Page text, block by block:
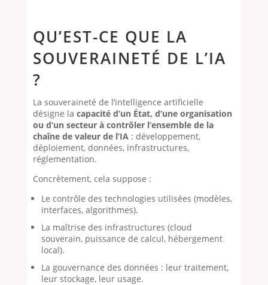
QU’EST-CE QUE LA
SOUVERAINETÉ DE L’IA
?
La souveraineté de l’intelligence artificielle
désigne la capacité d’un État, d’une organisation
ou d’un secteur à contrôler l’ensemble de la
chaîne de valeur de l’IA: développement,
déploiement, données, infrastructures,
réglementation.
Concrètement, cela suppose :
Le contrôle des technologies utilisées (modèles,
interfaces, algorithmes).
La maîtrise des infrastructures (cloud
souverain, puissance de calcul, hébergement
local).
La gouvernance des données : leur traitement,
leur stockage, leur usage.